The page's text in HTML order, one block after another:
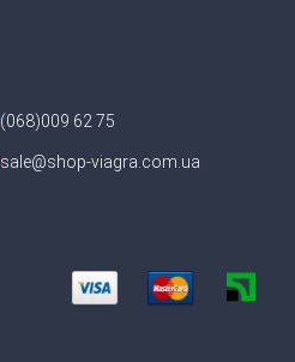
(068)009 62 75
sale@shop-viagra.com.ua